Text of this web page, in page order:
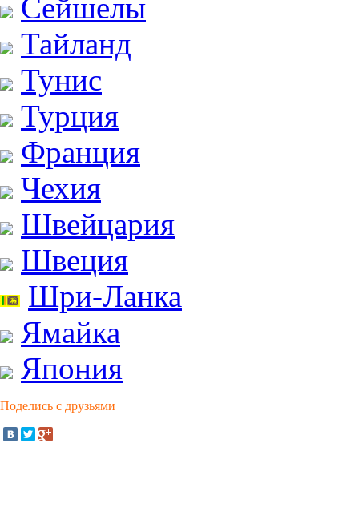
Сейшелы
Тайланд
Тунис
Турция
Франция
Чехия
Швейцария
Швеция
Шри-Ланка
Ямайка
Япония
Поделись с друзьями